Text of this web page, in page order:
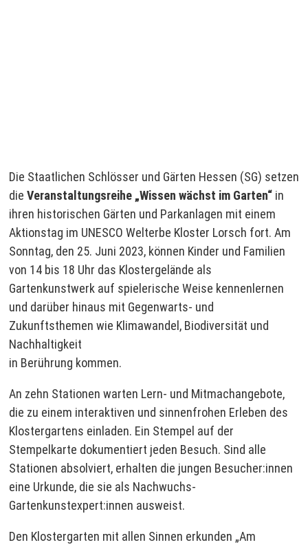
Die Staatlichen Schlösser und Gärten Hessen (SG) setzen
die Veranstaltungsreihe „Wissen wächst im Garten“ in
ihren historischen Gärten und Parkanlagen mit einem
Aktionstag im UNESCO Welterbe Kloster Lorsch fort. Am
Sonntag, den 25. Juni 2023, können Kinder und Familien
von 14 bis 18 Uhr das Klostergelände als
Gartenkunstwerk auf spielerische Weise kennenlernen
und darüber hinaus mit Gegenwarts- und
Zukunftsthemen wie Klimawandel, Biodiversität und
Nachhaltigkeit
in Berührung kommen.
An zehn Stationen warten Lern- und Mitmachangebote,
die zu einem interaktiven und sinnenfrohen Erleben des
Klostergartens einladen. Ein Stempel auf der
Stempelkarte dokumentiert jeden Besuch. Sind alle
Stationen absolviert, erhalten die jungen Besucher:innen
eine Urkunde, die sie als Nachwuchs-
Gartenkunstexpert:innen ausweist.
Den Klostergarten mit allen Sinnen erkunden „Am